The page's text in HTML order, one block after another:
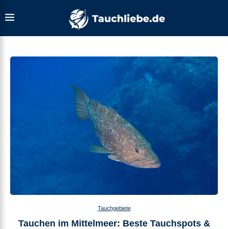
Tauchgebiete
Tauchen im Mittelmeer: Beste Tauchspots &